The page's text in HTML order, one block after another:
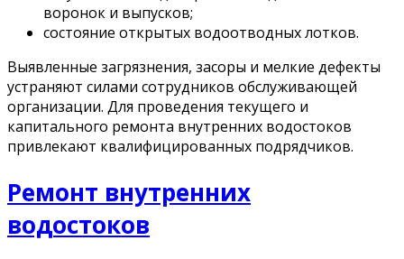
воронок и выпусков;
состояние открытых водоотводных лотков.
Выявленные загрязнения, засоры и мелкие дефекты
устраняют силами сотрудников обслуживающей
организации. Для проведения текущего и
капитального ремонта внутренних водостоков
привлекают квалифицированных подрядчиков.
Ремонт внутренних
водостоков